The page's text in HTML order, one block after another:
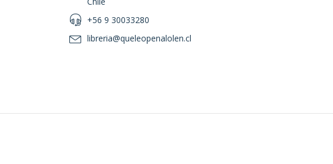
+56 9 30033280
libreria@queleopenalolen.cl